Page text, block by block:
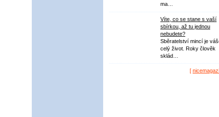
ma…
Víte, co se stane s vaší
sbírkou, až tu jednou
nebudete?
Sběratelství mincí je
celý život. Roky člověk
sklád…
[